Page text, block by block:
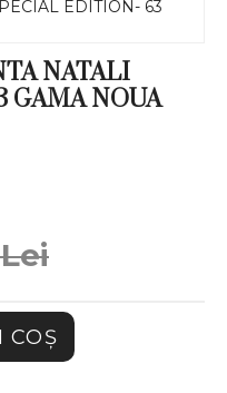
NATALI
GAMA NOUA
COŞ